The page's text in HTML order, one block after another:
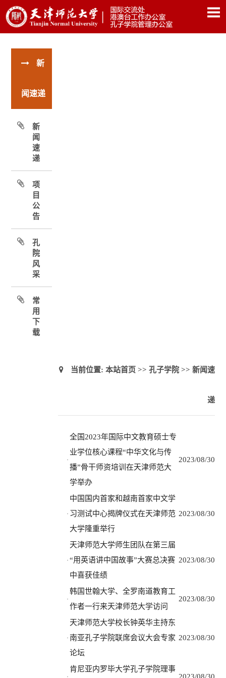
新
闻速递
新
闻
速
递
项
目
公
告
孔
院
风
采
常
用
下
载
当前位置: 本站首页 >> 孔子学院>> 新闻速
递
·
全国2023年国际中文教育硕士专
业学位核心课程“中华文化与传
播”骨干师资培训在天津师范大
学举办
2023/08/30
·
中国国内首家和越南首家中文学
习测试中心揭牌仪式在天津师范
大学隆重举行
2023/08/30
·
天津师范大学师生团队在第三届
“用英语讲中国故事”大赛总决赛
中喜获佳绩
2023/08/30
·
韩国世翰大学、全罗南道教育工
作者一行来天津师范大学访问
2023/08/30
·
天津师范大学校长钟英华主持东
南亚孔子学院联席会议大会专家
论坛
2023/08/30
肯尼亚内罗毕大学孔子学院理事